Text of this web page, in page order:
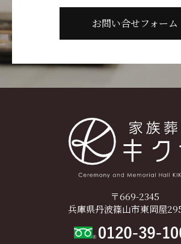
お問い合せフォーム
〒669-2345
兵庫県丹波篠山市東岡屋